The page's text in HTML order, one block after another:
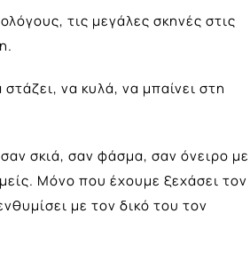
τις μεγάλες σκηνές στις
να κυλά, να μπαίνει στη
σκιά, σαν φάσμα, σαν όνειρο με
Μόνο που έχουμε ξεχάσει τον
με τον δικό του τον